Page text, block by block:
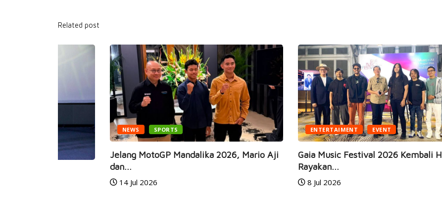
Related post
NEWS SPORTS
Jelang MotoGP Mandalika 2026, Mario Aji
ENTERTAIMENT EVENT
Gaia Music Festival 2026 Kembali Hadir,